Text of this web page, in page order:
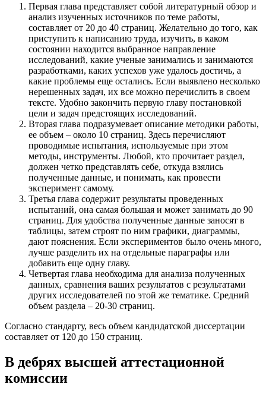
Первая глава представляет собой литературный обзор и
анализ изученных источников по теме работы,
составляет от 20 до 40 страниц. Желательно до того, как
приступить к написанию труда, изучить, в каком
состоянии находится выбранное направление
исследований, какие ученые занимались и занимаются
разработками, каких успехов уже удалось достичь, а
какие проблемы еще остались. Если выявлено несколько
нерешенных задач, их все можно перечислить в своем
тексте. Удобно закончить первую главу постановкой
цели и задач предстоящих исследований.
Вторая глава подразумевает описание методики работы,
ее объем – около 10 страниц. Здесь перечисляют
проводимые испытания, используемые при этом
методы, инструменты. Любой, кто прочитает раздел,
должен четко представлять себе, откуда взялись
полученные данные, и понимать, как провести
эксперимент самому.
Третья глава содержит результаты проведенных
испытаний, она самая большая и может занимать до 90
страниц. Для удобства полученные данные заносят в
таблицы, затем строят по ним графики, диаграммы,
дают пояснения. Если экспериментов было очень много,
лучше разделить их на отдельные параграфы или
добавить еще одну главу.
Четвертая глава необходима для анализа полученных
данных, сравнения ваших результатов с результатами
других исследователей по этой же тематике. Средний
объем раздела – 20-30 страниц.
Согласно стандарту, весь объем кандидатской диссертации
составляет от 120 до 150 страниц.
В дебрях высшей аттестационной
комиссии